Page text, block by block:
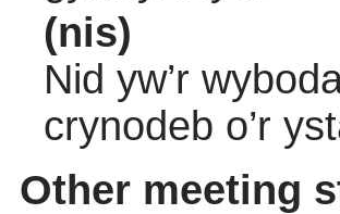
(nis)
Nid yw’r
crynodeb o’r
Other meeting